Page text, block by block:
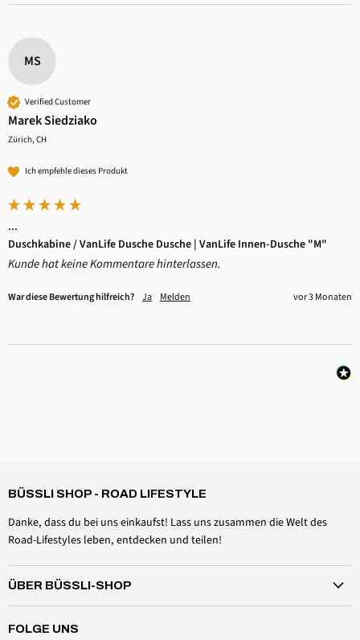
MS
Verified Customer
Marek Siedziako
Zürich, CH
Ich empfehle dieses Produkt
...
Duschkabine / VanLife Dusche Dusche | VanLife Innen-Dusche "M"
Kunde hat keine Kommentare hinterlassen.
War diese Bewertung hilfreich? Ja Melden vor 3 Monaten
BÜSSLI SHOP - ROAD LIFESTYLE
Danke, dass du bei uns einkaufst! Lass uns zusammen die Welt des
Road-Lifestyles leben, entdecken und teilen!
ÜBER BÜSSLI-SHOP
FOLGE UNS
Zubehör Dachmütze Spannset Windschutzscheibe
Hilfreich ? Ja Teilen
Facebook
Schweiz,
Anonym
Verifizierter Kunde
Magnethaken 20kg